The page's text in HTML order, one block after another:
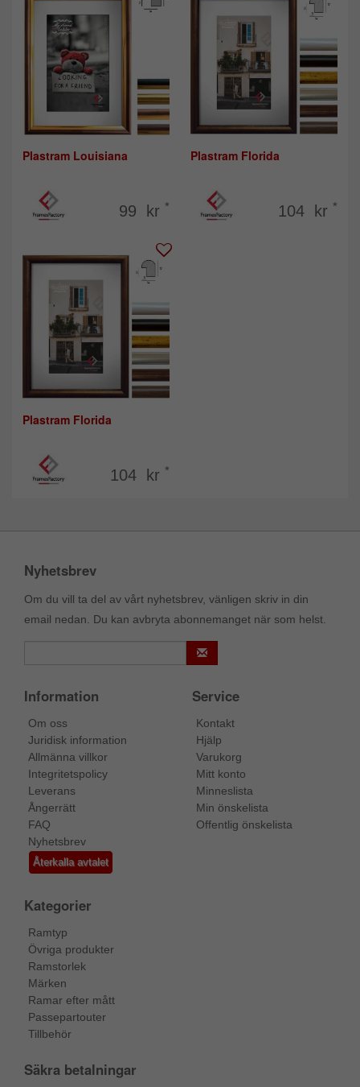
Plastram Louisiana
99 kr *
Plastram Florida
104 kr *
Plastram Florida
104 kr *
Nyhetsbrev
Om du vill ta del av vårt nyhetsbrev, vänligen skriv in din
email nedan. Du kan avbryta abonnemanget när som helst.
Information
Om oss
Juridisk information
Allmänna villkor
Integritetspolicy
Leverans
Ångerrätt
FAQ
Nyhetsbrev
Återkalla avtalet
Service
Kontakt
Hjälp
Varukorg
Mitt konto
Minneslista
Min önskelista
Offentlig önskelista
Kategorier
Ramtyp
Övriga produkter
Ramstorlek
Märken
Ramar efter mått
Passepartouter
Tillbehör
Säkra betalningar